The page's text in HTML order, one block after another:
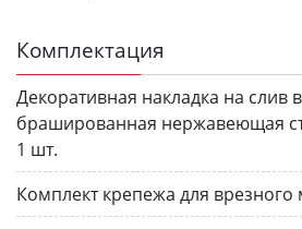
Комплектация
Декоративная накладка на слив
брашированная нержавеющая
1 шт.
Комплект крепежа для врезного